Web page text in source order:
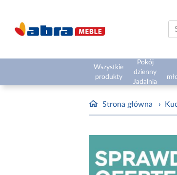
Wszystkie
produkty
Pokój
dzienny
Jadalnia
Strona główna ›